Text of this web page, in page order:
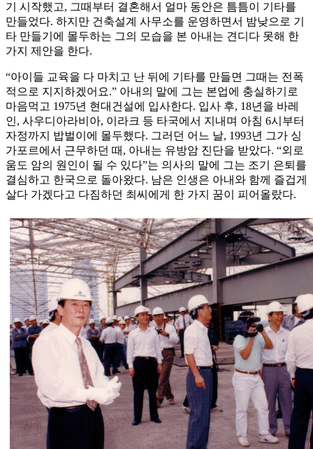
기 시작했고, 그때부터 결혼해서 얼마 동안은 틈틈이 기타를
만들었다. 하지만 건축설계 사무소를 운영하면서 밤낮으로 기
타 만들기에 몰두하는 그의 모습을 본 아내는 견디다 못해 한
가지 제안을 한다.
“아이들 교육을 다 마치고 난 뒤에 기타를 만들면 그때는 전폭
적으로 지지하겠어요.” 아내의 말에 그는 본업에 충실하기로
마음먹고 1975년 현대건설에 입사한다. 입사 후, 18년을 바레
인, 사우디아라비아, 이라크 등 타국에서 지내며 아침 6시부터
자정까지 밥벌이에 몰두했다. 그러던 어느 날, 1993년 그가 싱
가포르에서 근무하던 때, 아내는 유방암 진단을 받았다. “외로
움도 암의 원인이 될 수 있다”는 의사의 말에 그는 조기 은퇴를
결심하고 한국으로 돌아왔다. 남은 인생은 아내와 함께 즐겁게
살다 가겠다고 다짐하던 최씨에게 한 가지 꿈이 피어올랐다.